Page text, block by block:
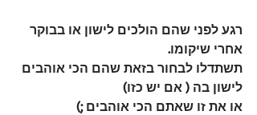
רגע לפני שהם הולכים לישון או בבוקר
אחרי שיקומו.
תשתדלו לבחור בזאת שהם הכי אוהבים
לישון בה ( אם יש כזו)
או את זו שאתם הכי אוהבים ;)